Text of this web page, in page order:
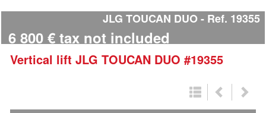
JLG TOUCAN DUO Ref. 19355
6 800 € tax not included
Vertical lift JLG TOUCAN DUO #19355